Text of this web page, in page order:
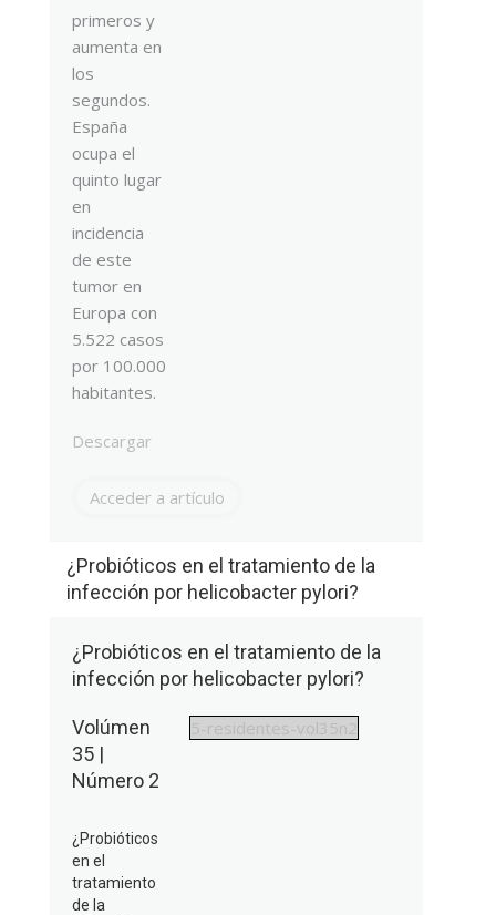
primeros y
aumenta en
los
segundos.
España
ocupa el
quinto lugar
en
incidencia
de este
tumor en
Europa con
5.522 casos
por 100.000
habitantes.
Descargar
Acceder a artículo
¿Probióticos en el tratamiento de la
infección por helicobacter pylori?
¿Probióticos en el tratamiento de la
infección por helicobacter pylori?
Volúmen
35 |
Número 2
¿Probióticos
en el
tratamiento
de la
5-residentes-vol35n2